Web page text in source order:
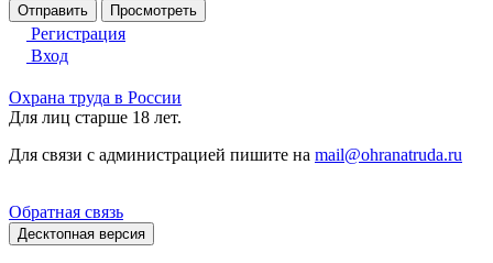
Регистрация
Вход
Охрана труда в России
Для лиц старше 18 лет.
Для связи с администрацией пишите на mail@ohranatruda.ru
Обратная связь
Десктопная версия